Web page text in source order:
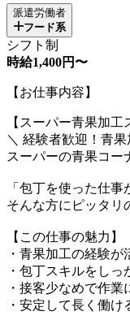
派遣労働者
フード系
シフト制
時給1,400円〜
【お仕事内容】
【スーパー青果加工
＼ 経験者歓迎！青
スーパーの青果コー
「包丁を使った仕事
そんな方にピッタ
【この仕事の魅力】
・青果加工の経験が
・包丁スキルをしっ
・接客少なめで作業
・安定して長く働け